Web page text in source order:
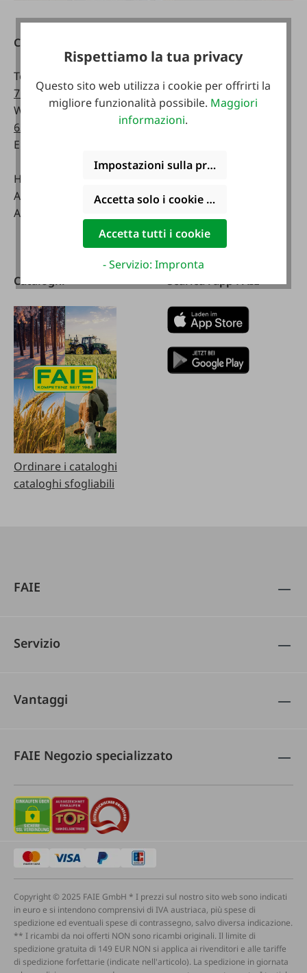
Contatti
Telefono:
716-0
WhatsApp:0043 677
63514619
Email:
Handelsstraße 9
A-4844 Regau
Austria
telefonicamente:
Lunedì - venerdì:
07:30 - 17.00
Sabato:
Lunedì - venerdì:
Sabato:
08:00 - 12:00
Cataloghi
Ordinare i cataloghi
cataloghi sfogliabili
Scarica l'app FAIE
FAIE
Servizio
Vantaggi
FAIE Negozio specializzato
Copyright © 2025 FAIE GmbH * I prezzi sul nostro sito web sono indicati
in euro e si intendono comprensivi di IVA austriaca, più spese di
spedizione ed eventuali spese di contrassegno, salvo diversa indicazione.
** I ricambi da noi offerti NON sono ricambi originali. Il limite di
spedizione gratuita di 149 EUR NON si applica ai rivenditori e alle tariffe
di spedizione forfettarie (indicate nell'articolo). La spedizione in giornata
Rispettiamo la tua privacy
Questo sito web utilizza i cookie per offrirti la
migliore funzionalità possibile. Maggiori
informazioni.
Impostazioni sulla privacy
Accetta solo i cookie funzionali
Accetta tutti i cookie
- Servizio: Impronta